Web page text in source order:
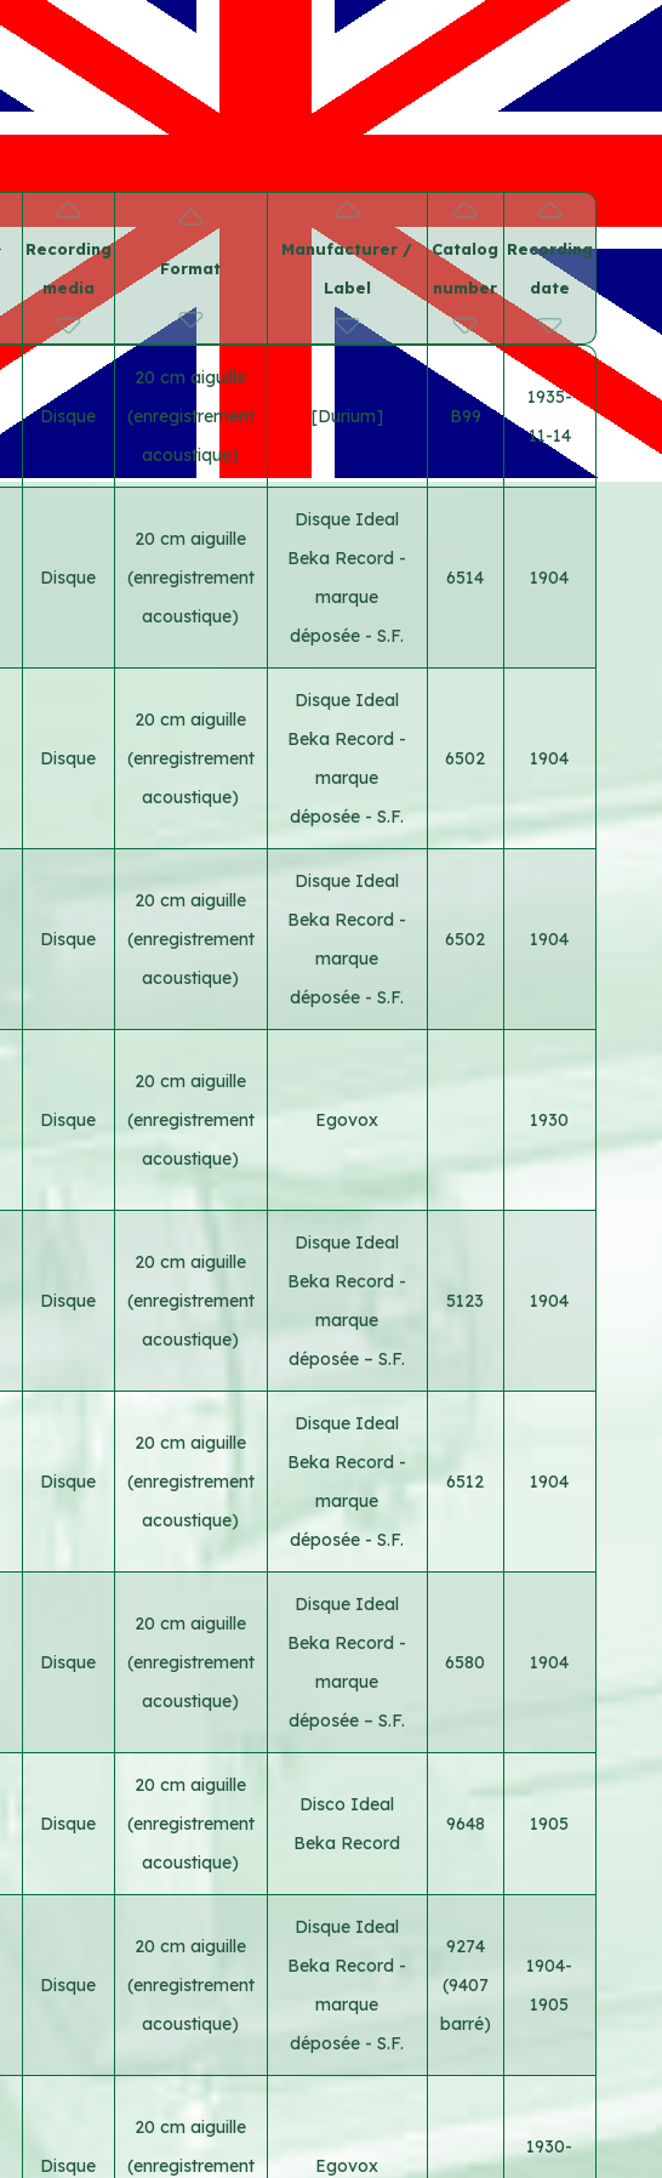
Recording
media
Format
Manufacturer /
Label
Catalog
number
Recording
date
Disque
20 cm aiguille
(enregistrement
acoustique)
[Durium] B99
1935-
11-14
Disque
20 cm aiguille
(enregistrement
acoustique)
Disque Ideal
Beka Record -
marque
déposée - S.F.
6514 1904
Disque
20 cm aiguille
(enregistrement
acoustique)
Disque Ideal
Beka Record -
marque
déposée - S.F.
6502 1904
Disque
20 cm aiguille
(enregistrement
acoustique)
Disque Ideal
Beka Record -
marque
déposée - S.F.
6502 1904
Disque
20 cm aiguille
(enregistrement
acoustique)
Egovox 1930
Disque
20 cm aiguille
(enregistrement
acoustique)
Disque Ideal
Beka Record -
marque
déposée – S.F.
5123 1904
Disque
20 cm aiguille
(enregistrement
acoustique)
Disque Ideal
Beka Record -
marque
déposée - S.F.
6512 1904
Disque
20 cm aiguille
(enregistrement
acoustique)
Disque Ideal
Beka Record -
marque
déposée – S.F.
6580 1904
Disque
20 cm aiguille
(enregistrement
acoustique)
Disco Ideal
Beka Record
9648 1905
Disque
20 cm aiguille
(enregistrement
acoustique)
Disque Ideal
Beka Record -
marque
déposée - S.F.
9274
(9407
barré)
1904-
1905
Disque
20 cm aiguille
(enregistrement
Egovox
1930-